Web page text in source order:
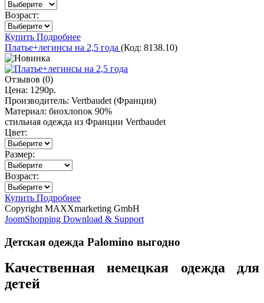
Возраст:
Купить Подробнее
Платье+легинсы на 2,5 года (Код: 8138.10)
Отзывов (0)
Цена: 1290р.
Производитель: Vertbaudet (Франция)
Материал: биохлопок 90%
стильная одежда из Франции Vertbaudet
Цвет:
Размер:
Возраст:
Купить Подробнее
Copyright MAXXmarketing GmbH
JoomShopping Download & Support
Детская одежда Palomino выгодно
Качественная немецкая одежда для
детей